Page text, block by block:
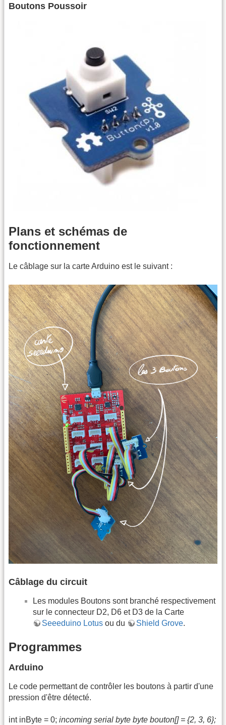
Boutons Poussoir
Plans et schémas de
fonctionnement
Le câblage sur la carte Arduino est le suivant :
Câblage du circuit
Les modules Boutons sont branché respectivement
sur le connecteur D2, D6 et D3 de la Carte
Seeeduino Lotus ou du Shield Grove.
Programmes
Arduino
Le code permettant de contrôler les boutons à partir d'une
pression d'être détecté.
int inByte = 0; incoming serial byte byte bouton[] = {2, 3, 6};